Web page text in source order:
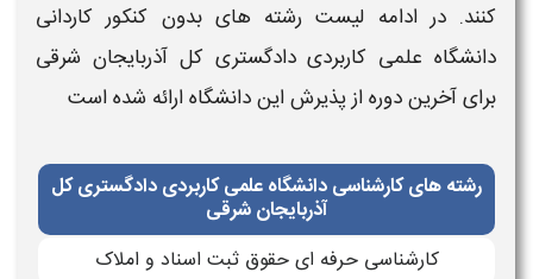
کنند. در ادامه لیست رشته های بدون کنکور کاردانی
دانشگاه علمی کاربردی دادگستری کل آذربایجان شرقی​
برای آخرین دوره از پذیرش این دانشگاه ارائه شده است
رشته های کارشناسی دانشگاه علمی کاربردی دادگستری کل
آذربایجان شرقی
کارشناسی حرفه ای حقوق ثبت اسناد و املاک